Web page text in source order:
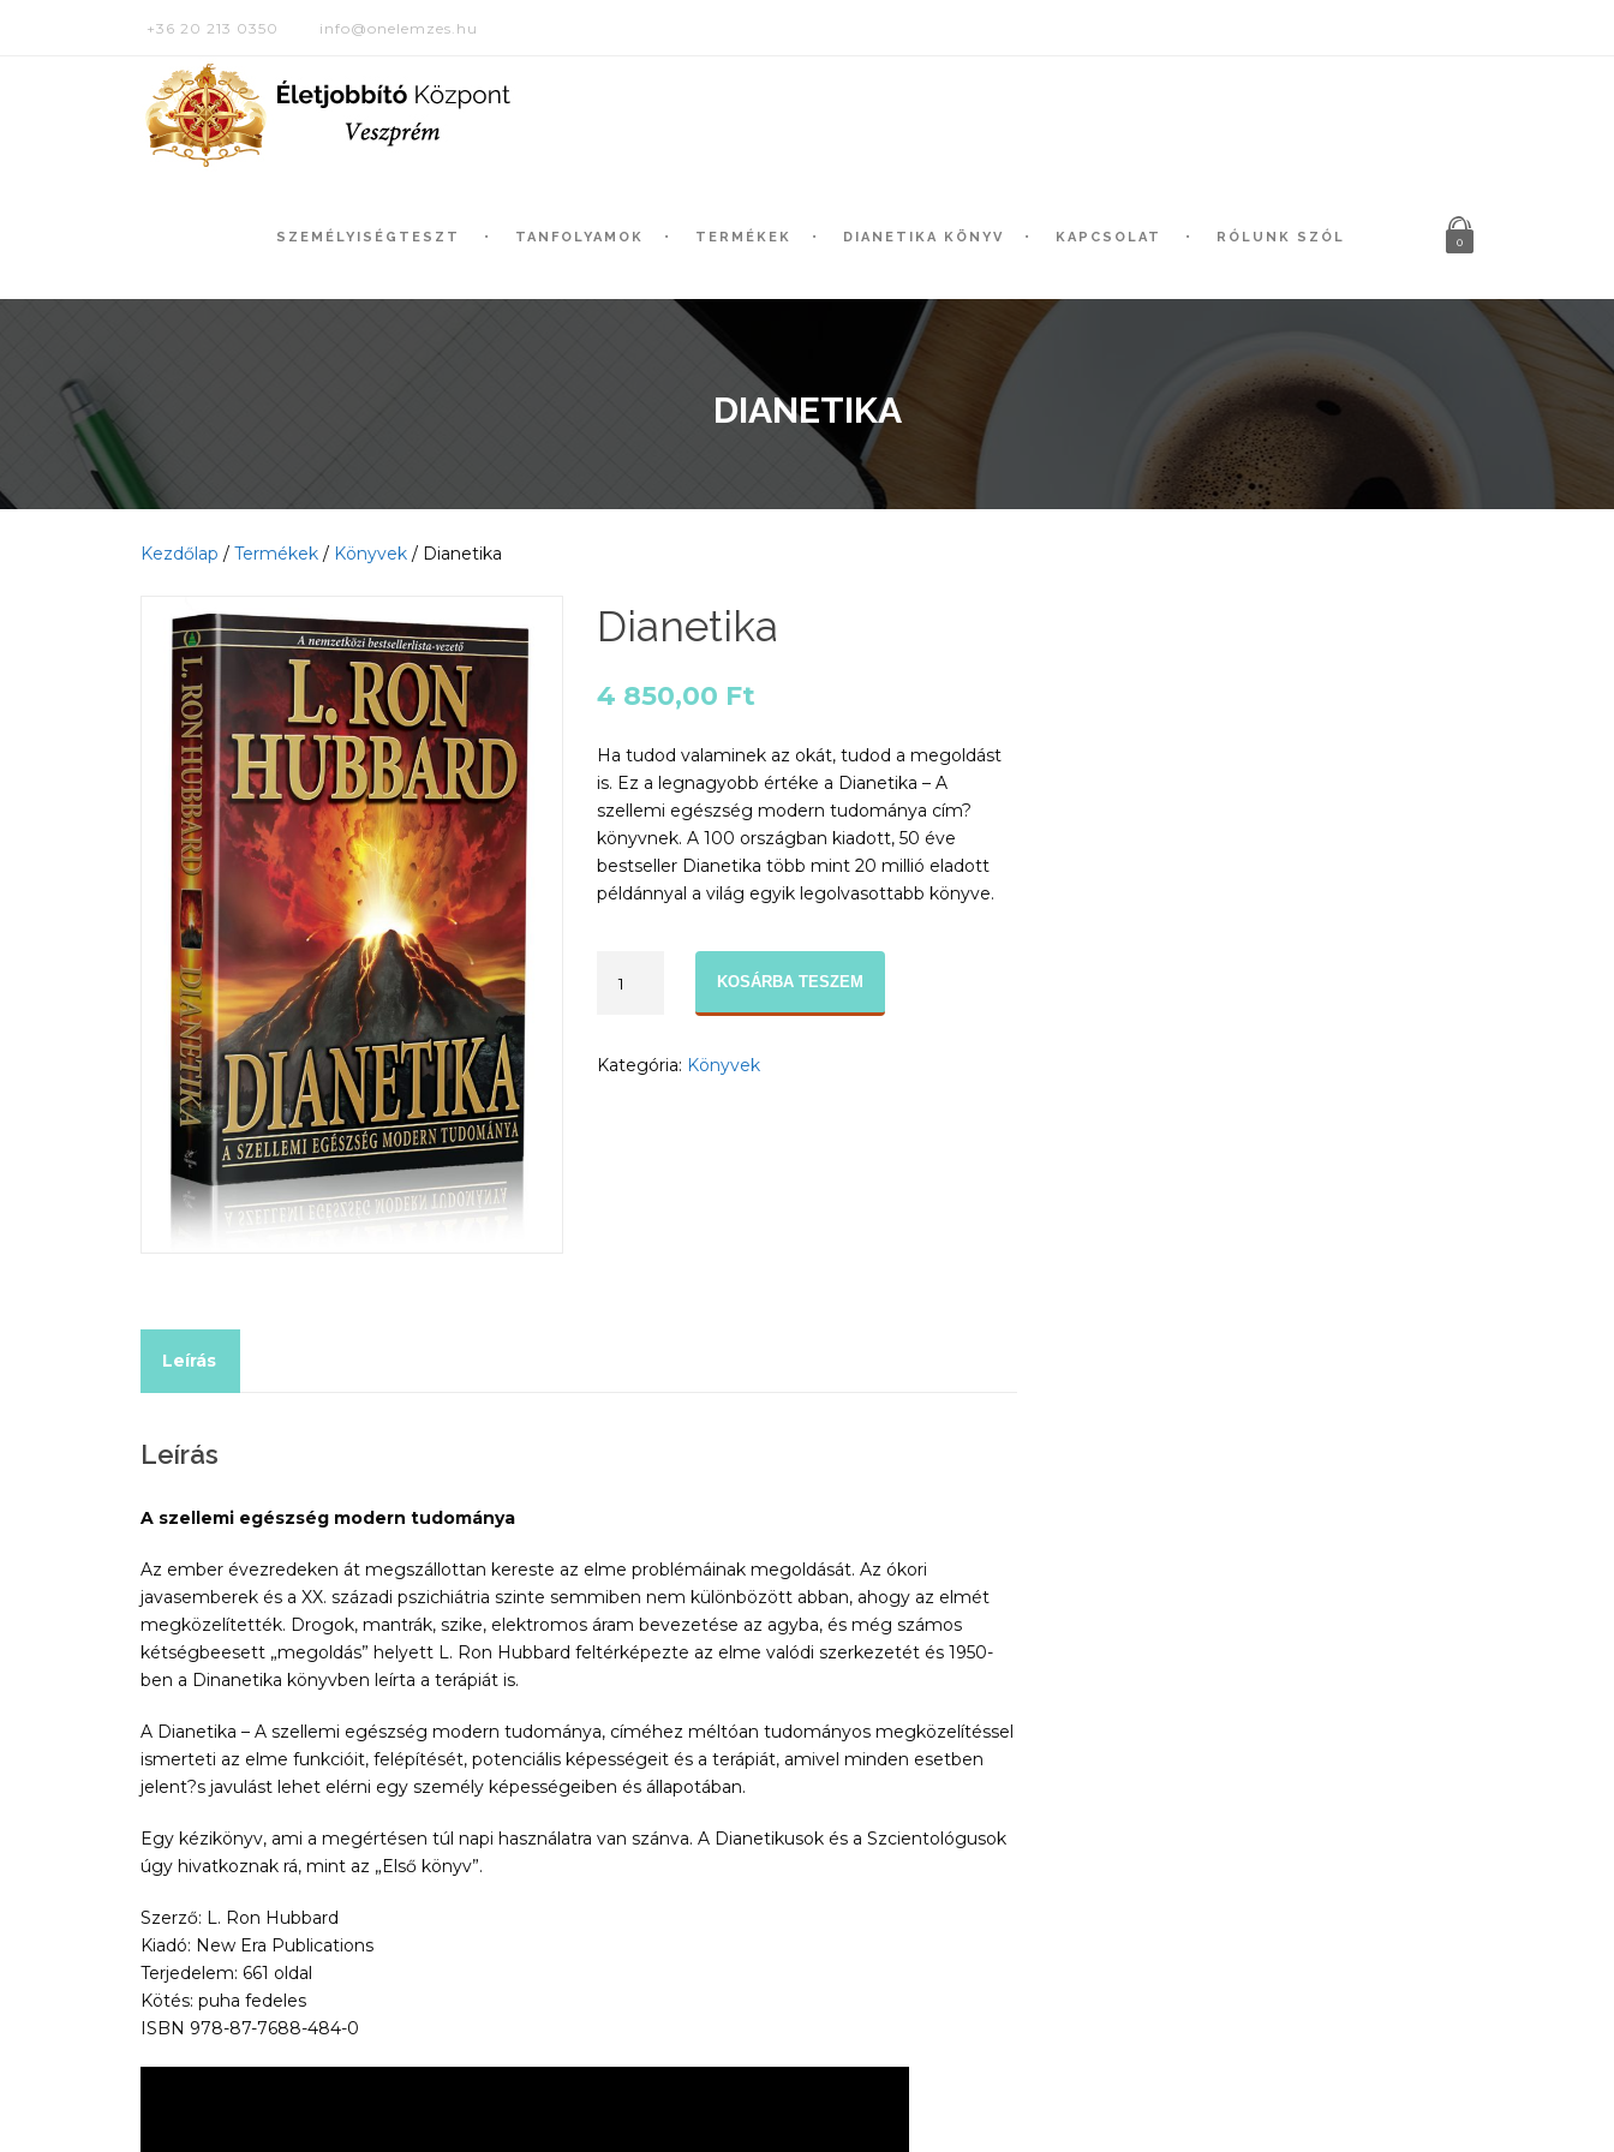
+36 20 213 0350 info@onelemzes.hu
SZEMÉLYISÉGTESZT TANFOLYAMOK TERMÉKEK DIANETIKA KÖNYV KAPCSOLAT RÓLUNK SZÓL 0
DIANETIKA
Kezdőlap / Termékek / Könyvek / Dianetika
Dianetika
4 850,00 Ft
Ha tudod valaminek az okát, tudod a megoldást
is. Ez a legnagyobb értéke a Dianetika – A
szellemi egészség modern tudománya cím?
könyvnek. A 100 országban kiadott, 50 éve
bestseller Dianetika több mint 20 millió eladott
példánnyal a világ egyik legolvasottabb könyve.
mennyiség
KOSÁRBA TESZEM
Kategória: Könyvek
Leírás
Leírás
A szellemi egészség modern tudománya
Az ember évezredeken át megszállottan kereste az elme problémáinak megoldását. Az ókori
javasemberek és a XX. századi pszichiátria szinte semmiben nem különbözött abban, ahogy az elmét
megközelítették. Drogok, mantrák, szike, elektromos áram bevezetése az agyba, és még számos
kétségbeesett „megoldás” helyett L. Ron Hubbard feltérképezte az elme valódi szerkezetét és 1950-
ben a Dinanetika könyvben leírta a terápiát is.
A Dianetika – A szellemi egészség modern tudománya, címéhez méltóan tudományos megközelítéssel
ismerteti az elme funkcióit, felépítését, potenciális képességeit és a terápiát, amivel minden esetben
jelent?s javulást lehet elérni egy személy képességeiben és állapotában.
Egy kézikönyv, ami a megértésen túl napi használatra van szánva. A Dianetikusok és a Szcientológusok
úgy hivatkoznak rá, mint az „Első könyv”.
Szerző: L. Ron Hubbard
Kiadó: New Era Publications
Terjedelem: 661 oldal
Kötés: puha fedeles
ISBN 978-87-7688-484-0